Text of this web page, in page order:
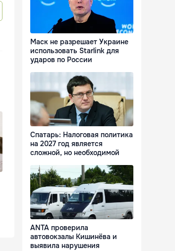
Маск не разрешает Украине
использовать Starlink для
ударов по России
Спатарь: Налоговая политика
на 2027 год является
сложной, но необходимой
ANTA проверила
автовокзалы Кишинёва и
выявила нарушения